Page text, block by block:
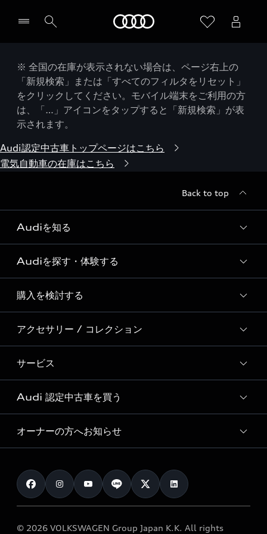
※ 全国の在庫が表示されない場合は、ページ右上の
「新規検索」または「すべてのフィルタをリセット」
をクリックしてください。モバイル端末をご利用の方
は、「…」アイコンをタップすると「新規検索」が表
示されます。
Audi認定中古車トップページはこちら
電気自動車の在庫はこちら
Back to top
Audiを知る
Audi ブランド
Story of Progress
Audi Sport
Formula 1®
デジタルサービス
Audiを探す・体験する
ディーラー検索
新車在庫検索
試乗車・展示車検索
見積り依頼
試乗予約
購入を検討する
モデル一覧
特別仕様モデル / 限定モデル
e-tronラインアップ
価格シミュレーション
車両比較
カタログ一覧
アクセサリー / コレクション
純正アクセサリー
オンラインショップ
Audi collection
アウディナビアプリ
サービス
サービス入庫予約
サービスプログラム
メンテナンス
車検 / 定期点検
e-tronアフターサポート
Audi 認定中古車を買う
Audi認定中古車
クオリティ
保証
メンテナンス
オーナーの方へお知らせ
お知らせ
オーナー様向けキャンペーン
© 2026 VOLKSWAGEN Group Japan K.K. All rights